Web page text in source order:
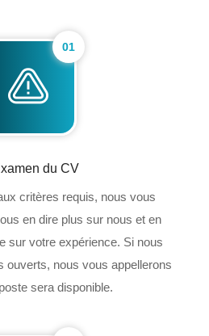
01
du CV
critères requis, nous vous
en dire plus sur nous et en
sur votre expérience. Si nous
ouverts, nous vous appellerons
sera disponible.